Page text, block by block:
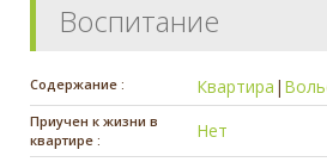
Воспитание
Содержание : Квартира |
Приучен к жизни в
квартире :
Нет